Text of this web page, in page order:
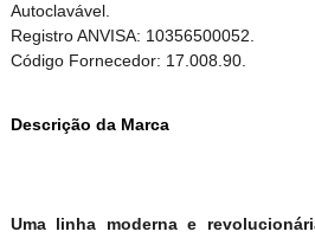
Autoclavável.
Registro ANVISA: 10356500052.
Código Fornecedor: 17.008.90.
Descrição da Marca
Uma linha moderna e